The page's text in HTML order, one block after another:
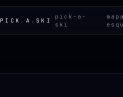
PICK . A . SKI
pick-a-
ski